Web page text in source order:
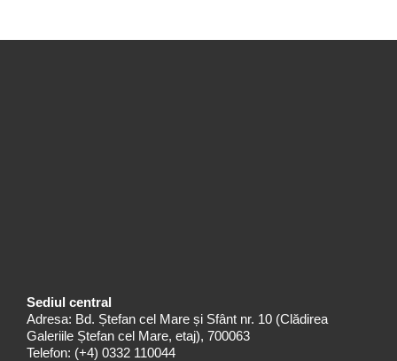
Sediul central
Adresa: Bd. Ștefan cel Mare și Sfânt nr. 10 (Clădirea
Galeriile Ștefan cel Mare, etaj), 700063
Telefon: (+4) 0332 110044